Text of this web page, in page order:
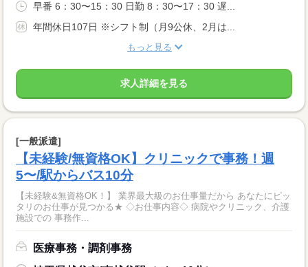
早番 6：30〜15：30 日勤 8：30〜17：30 遅...
年間休日107日 ※シフト制（月9公休、2月は...
もっと見る
求人詳細を見る
[一般派遣]
【未経験/無資格OK】クリニックで事務！週
5〜/駅からバス10分
【未経験&無資格OK！】 業界最大級のお仕事量だから あなたにピッ
タリのお仕事が見つかる★ ◇お仕事内容◇ 病院やクリニック、介護
施設での 事務作...
医療事務・調剤事務